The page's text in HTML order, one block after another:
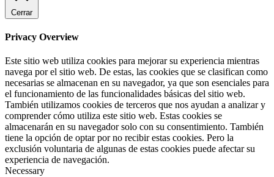
Cerrar
Privacy Overview
Este sitio web utiliza cookies para mejorar su experiencia mientras
navega por el sitio web. De estas, las cookies que se clasifican como
necesarias se almacenan en su navegador, ya que son esenciales para
el funcionamiento de las funcionalidades básicas del sitio web.
También utilizamos cookies de terceros que nos ayudan a analizar y
comprender cómo utiliza este sitio web. Estas cookies se
almacenarán en su navegador solo con su consentimiento. También
tiene la opción de optar por no recibir estas cookies. Pero la
exclusión voluntaria de algunas de estas cookies puede afectar su
experiencia de navegación.
Necessary